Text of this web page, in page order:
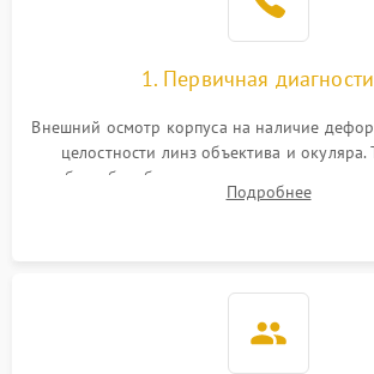
1. Первичная
Внешний осмотр корпуса на наличие
целостности линз объектива и окуляра.
работы барабанчиков ввода поправок,
параллакса и зума. Выявление сколов,
Подробнее